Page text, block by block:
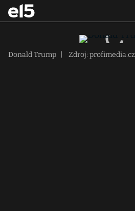
Donald Trump Zdroj: profimedia.cz